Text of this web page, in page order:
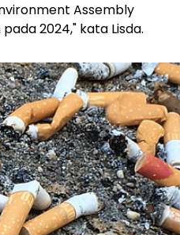
Assembly
2024," kata Lisda.